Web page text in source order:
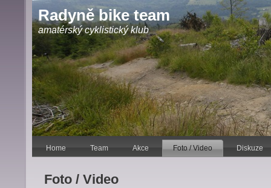
Radyně bike team
amatérský cyklistický klub
Home Team Akce Foto / Video Diskuze
Foto / Video